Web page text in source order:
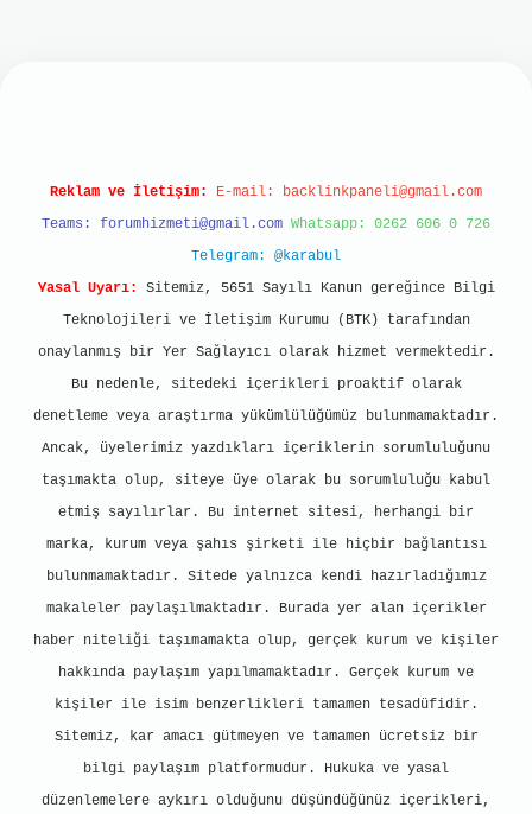
Reklam ve İletişim: E-mail: backlinkpaneli@gmail.com
Teams: forumhizmeti@gmail.com Whatsapp: 0262 606 0 726
Telegram: @karabul
Yasal Uyarı:
Sitemiz, 5651 Sayılı Kanun gereğince Bilgi
Teknolojileri ve İletişim Kurumu (BTK) tarafından
onaylanmış bir Yer Sağlayıcı olarak hizmet vermektedir.
Bu nedenle, sitedeki içerikleri proaktif olarak
denetleme veya araştırma yükümlülüğümüz bulunmamaktadır.
Ancak, üyelerimiz yazdıkları içeriklerin sorumluluğunu
taşımakta olup, siteye üye olarak bu sorumluluğu kabul
etmiş sayılırlar. Bu internet sitesi, herhangi bir
marka, kurum veya şahıs şirketi ile hiçbir bağlantısı
bulunmamaktadır. Sitede yalnızca kendi hazırladığımız
makaleler paylaşılmaktadır. Burada yer alan içerikler
haber niteliği taşımamakta olup, gerçek kurum ve kişiler
hakkında paylaşım yapılmamaktadır. Gerçek kurum ve
kişiler ile isim benzerlikleri tamamen tesadüfidir.
Sitemiz, kar amacı gütmeyen ve tamamen ücretsiz bir
bilgi paylaşım platformudur. Hukuka ve yasal
düzenlemelere aykırı olduğunu düşündüğünüz içerikleri,